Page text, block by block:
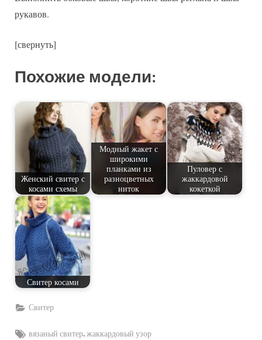
рукавов.
[свернуть]
Похожие модели:
Женский свитер с
косами схемы
Модный жакет с
широкими
планками из
разноцветных
ниток
Пуловер с
жаккардовой
кокеткой
Свитер косами
Свитер
Tags:
вязаный свитер,жаккардовый узор